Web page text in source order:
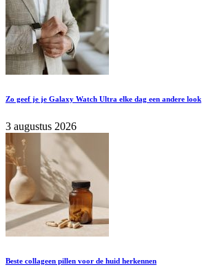
Zo geef je je Galaxy Watch Ultra elke dag een andere look
3 augustus 2026
Beste collageen pillen voor de huid herkennen